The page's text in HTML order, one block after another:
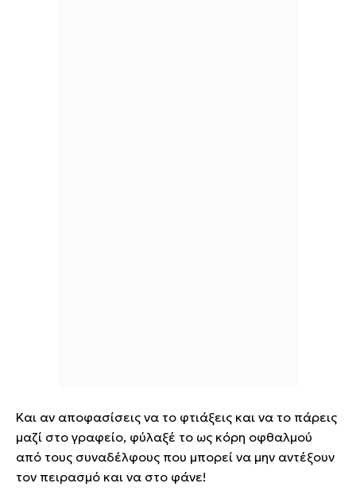
Και αν αποφασίσεις να το φτιάξεις και να το πάρεις
μαζί στο γραφείο, φύλαξέ το ως κόρη οφθαλμού
από τους συναδέλφους που μπορεί να μην αντέξουν
τον πειρασμό και να στο φάνε!